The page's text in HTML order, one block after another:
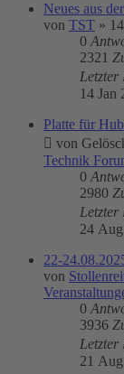
Neues aus
von TST »
0
2321
Letzter
14 Jan
Platte für
von
Technik
0
2980
Letzter
24
22-
von
0
3936
Letzter
21